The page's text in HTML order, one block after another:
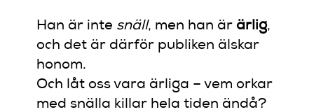
Han är inte snäll, men han ärärlig,
och det är därför publiken älskar
honom.
Och låt oss vara ärliga – vem orkar
med snälla killar hela tiden ändå?